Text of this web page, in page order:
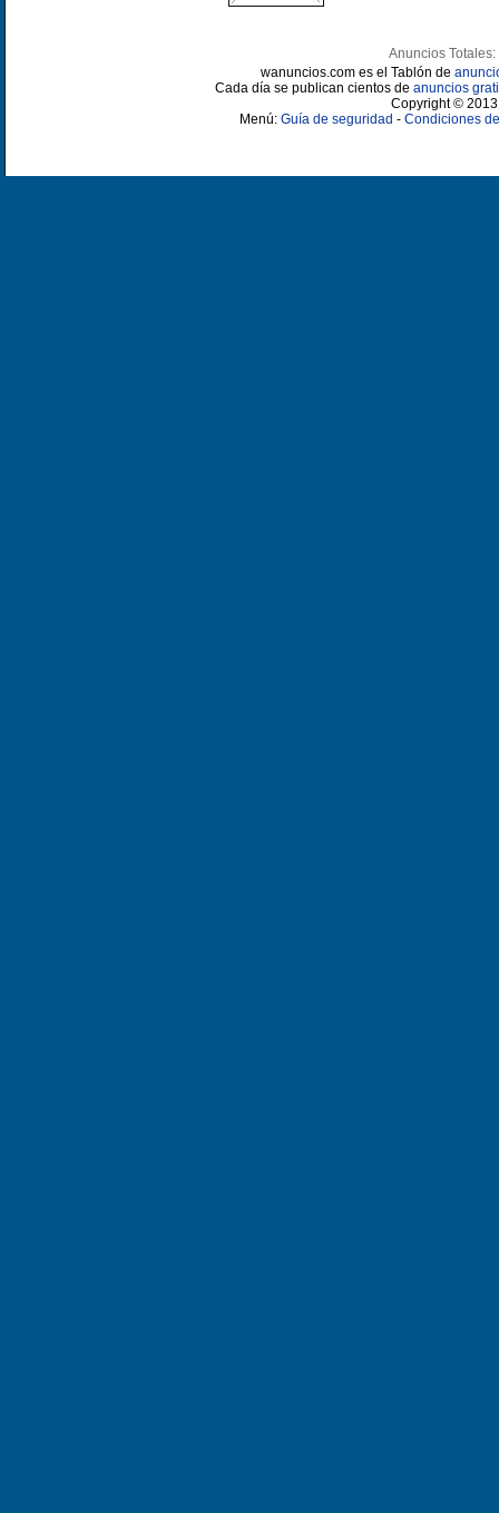
Anuncios Totales:
wanuncios.com es el Tablón de
Cada día se publican cientos de anuncios
Copyright ©
Menú: Guía de seguridad - Condiciones